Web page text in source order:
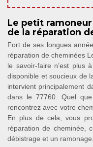
Le petit
de la réparation
Fort de ses longues
réparation de cheminées
le savoir-faire n’est plus
disponible et soucieux de
intervient principalement
dans le 77760. Quel
rencontrez avec votre
En plus de cela, vous
réparation de cheminée,
débistrage et un ramonage.